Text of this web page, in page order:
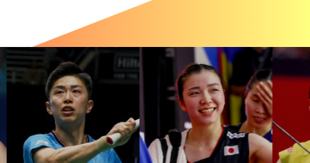
が決勝進出！